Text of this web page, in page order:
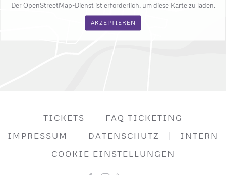
Der OpenStreetMap-Dienst ist erforderlich, um diese Karte zu laden.
AKZEPTIEREN
TICKETS
FAQ TICKETING
IMPRESSUM
DATENSCHUTZ
INTERN
COOKIE EINSTELLUNGEN